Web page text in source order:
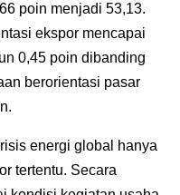
poin menjadi 53,13.
ekspor mencapai
0,45 poin dibanding
berorientasi pasar
energi global hanya
tertentu. Secara